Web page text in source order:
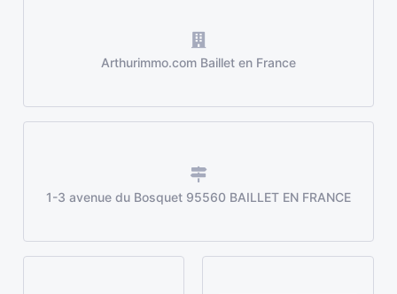
Arthurimmo.com Baillet en France
1-3 avenue du Bosquet 95560 BAILLET EN FRANCE